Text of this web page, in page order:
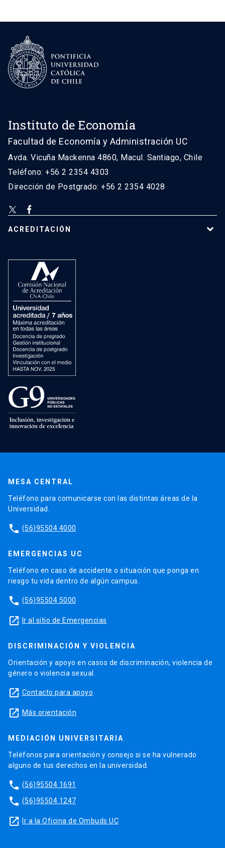
Instituto de Economía
Facultad de Economía y Administración UC
Avda. Vicuña Mackenna 4860, Macul. Santiago, Chile
Teléfono: +56 2 2354 4303
Dirección de Postgrado: +56 2 2354 4028
ACREDITACIÓN
MESA CENTRAL
Teléfono para comunicarse con las distintas áreas de la
Universidad.
phone (56)95504 4000
EMERGENCIAS UC
Teléfono en caso de accidente o situación que ponga en
riesgo tu vida dentro de algún campus.
phone (56)95504 5000
launch Ir al sitio de Emergencias
DISCRIMINACIÓN Y VIOLENCIA
Orientación y apoyo en casos de discriminación, violencia de
género o violencia sexual.
launch Contacto para apoyo
launch Más orientación
MEDIACIÓN UNIVERSITARIA
Teléfonos para orientación y consejo si se ha vulnerado
alguno de tus derechos en la universidad.
phone (56)95504 1691
phone (56)95504 1247
launch Ir a la Oficina de Ombuds UC